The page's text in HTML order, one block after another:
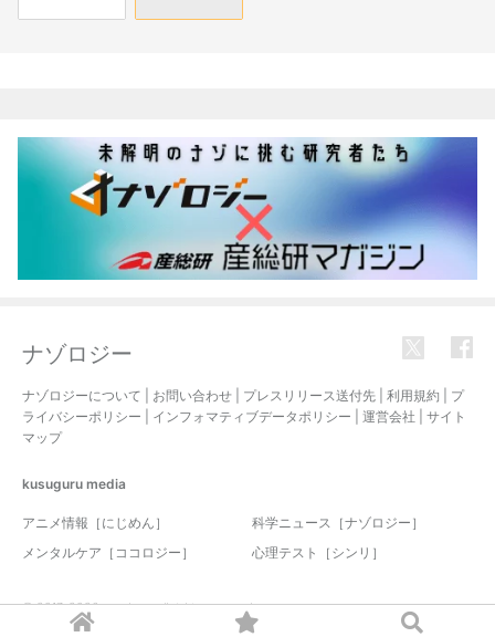
ナゾロジー
ナゾロジーについて お問い合わせ プレスリリース送付先 利用規約
プ
ライバシーポリシー
インフォマティブデータポリシー 運営会社
サイト
マップ
kusuguru media
アニメ情報［にじめん］
科学ニュース［ナゾロジー］
メンタルケア［ココロジー］
心理テスト［シンリ］
© 2017-2026 nazology. all rights reserved.